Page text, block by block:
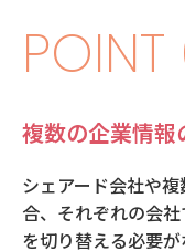
POINT
複数の企業情報
シェアード会社や
合、それぞれの会
を切り替える必要